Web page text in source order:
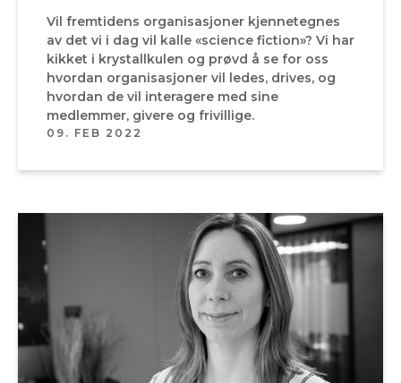
Vil fremtidens organisasjoner kjennetegnes
av det vi i dag vil kalle «science fiction»? Vi har
kikket i krystallkulen og prøvd å se for oss
hvordan organisasjoner vil ledes, drives, og
hvordan de vil interagere med sine
medlemmer, givere og frivillige.
09. FEB 2022